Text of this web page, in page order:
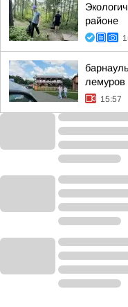
районе
лемуров
15:57